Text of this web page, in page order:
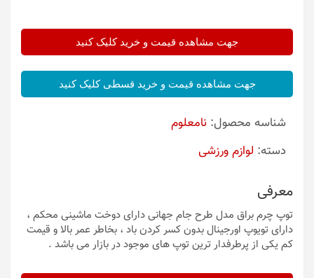
جهت مشاهده قیمت و خرید کلیک کنید
جهت مشاهده قیمت و خرید قسطی کلیک کنید
شناسه محصول: نامعلوم
دسته: لوازم ورزشی
معرفی
توپ چرم براق مدل طرح جام جهانی دارای دوخت ماشینی محکم ،
دارای تویوپ اورجینال بدون کسر کردن باد ، بخاطر عمر بالا و قیمت
کم یکی از پرطرفدار ترین توپ های موجود در بازار می باشد .